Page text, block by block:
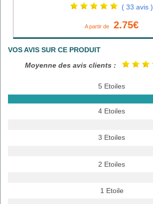
( 33 avis )
A partir de 2.75€
VOS AVIS SUR CE PRODUIT
Moyenne des avis clients :
5 Etoiles
4 Etoiles
3 Etoiles
2 Etoiles
1 Etoile